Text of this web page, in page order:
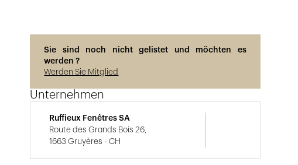
Sie sind noch nicht gelistet und möchten es
werden ?
Werden Sie Mitglied
Unternehmen
Ruffieux Fenêtres SA
Route des Grands Bois 26,
1663 Gruyères - CH